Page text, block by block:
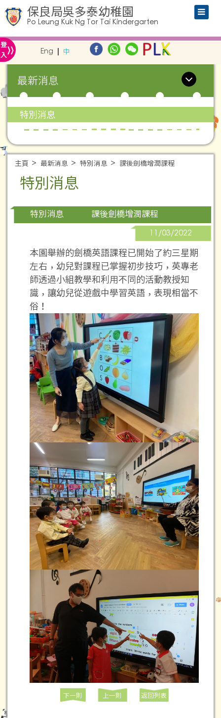
保良局吳多泰幼稚園
Po Leung Kuk Ng Tor Tai Kindergarten
登
入» Eng 中
最新消息
特別消息
主頁 最新消息 特別消息 課後劍橋增潤課程
特別消息
特別消息 課後劍橋增潤課程
11/03/2022
本園舉辦的劍橋英語課程已開始了約三星期
左右，幼兒對課程已掌握初步技巧，英專老
師透過小組教學和利用不同的活動教授知
識， 讓幼兒從遊戲中學習英語，表現相當不
俗！
下一則 上一則 返回列表